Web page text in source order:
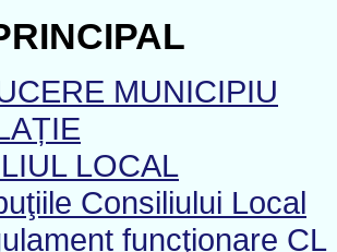
MUNICIPIU
LOCAL
Consiliului Local
funcţionare CL